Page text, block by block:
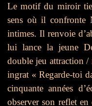
Le motif du miroir
sens où il confronte
intimes. Il renvoie
lui lance la jeune
double jeu attraction
ingrat « Regarde-toi
cinquante années
observer son reflet en